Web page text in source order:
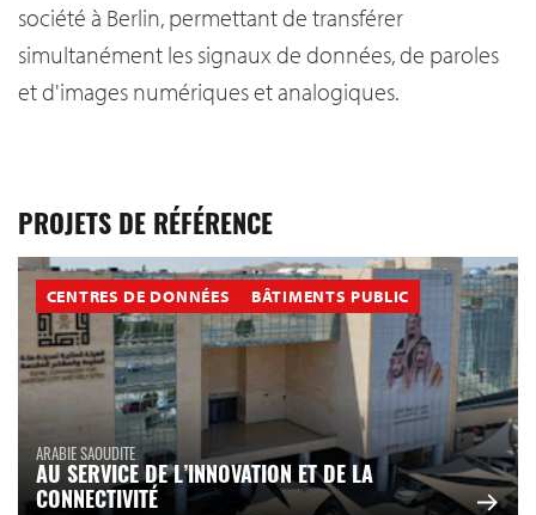
société à Berlin, permettant de transférer
simultanément les signaux de données, de paroles
et d'images numériques et analogiques.
PROJETS DE RÉFÉRENCE
CENTRES DE DONNÉES BÂTIMENTS PUBLIC
ARABIE SAOUDITE
AU SERVICE DE L’INNOVATION ET DE LA
CONNECTIVITÉ